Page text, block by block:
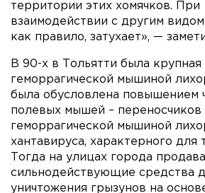
территории этих хомячков. При
взаимодействии с другим
как правило, затухает», —
В 90-х в Тольятти была
геморрагической мышиной
была обусловлена повышением
полевых мышей – переносчиков
геморрагической мышиной
хантавируса, характерного для
Тогда на улицах города
сильнодействующие средства
уничтожения грызунов на